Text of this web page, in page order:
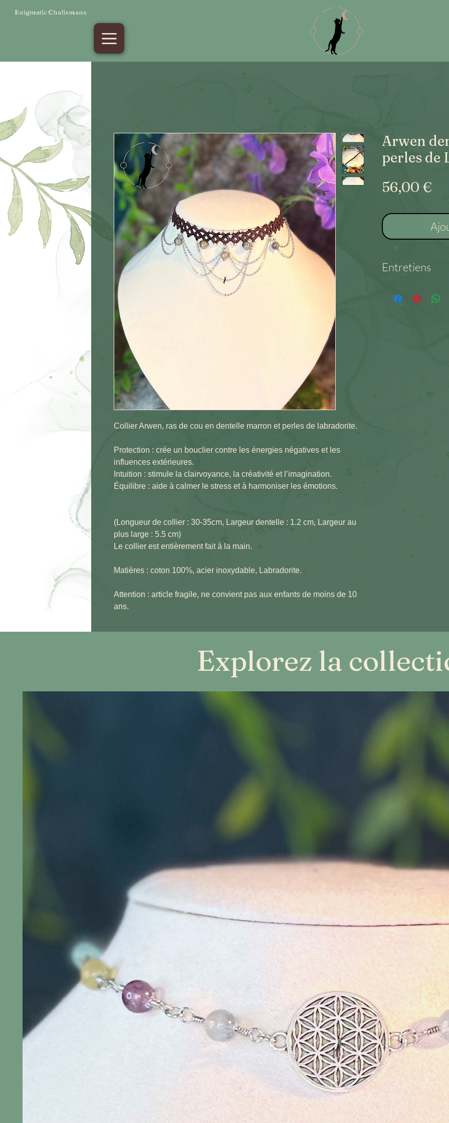
Enigmatic Chalismans
Collier Arwen, ras de cou en dentelle marron et perles de labradorite.
Protection : crée un bouclier contre les énergies négatives et les
influences extérieures.
Intuition : stimule la clairvoyance, la créativité et l’imagination.
Équilibre : aide à calmer le stress et à harmoniser les émotions.
(Longueur de collier : 30-35cm, Largeur dentelle : 1.2 cm, Largeur au
plus large : 5.5 cm)
Le collier est entièrement fait à la main.
Matières : coton 100%, acier inoxydable, Labradorite.
Attention : article fragile, ne convient pas aux enfants de moins de 10
ans.
Arwen
perles de
56,00 €
Entretiens
chimiques.
Explorez la